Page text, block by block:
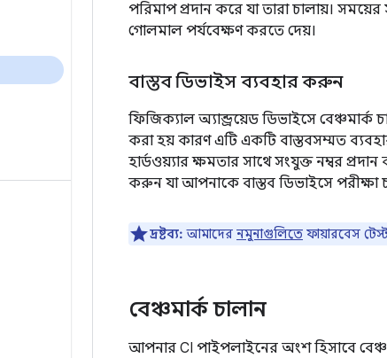
পরিমাপ প্রদান করে যা তারা চালায়।
গোলমাল পর্যবেক্ষণ করতে দেয়।
বাস্তব ডিভাইস ব্যবহার করুন
ফিজিক্যাল অ্যান্ড্রয়েড ডিভাইসে
করা হয় কারণ এটি একটি বাস্তবসম্মত
হার্ডওয়্যার ক্ষমতার সাথে সংযুক্ত নম্বর
করুন যা আপনাকে বাস্তব ডিভাইসে পরীক্ষা
দ্রষ্টব্য: আমাদের নমুনাগুলিতে ফায়ারবেস
বেঞ্চমার্ক চালান
আপনার CI পাইপলাইনের অংশ হিসাবে